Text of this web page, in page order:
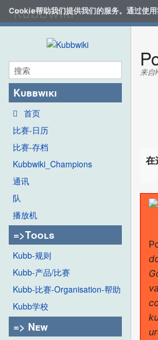
Cookie帮助我们提供我们的服务。通过使
Kubbwiki
Kubbwiki
首页
比赛-日历
比赛-存档
Kubbwiki_Champions
通讯
队
播放机
=>Tools
Kubb-规则
Kubb-产品/比赛
Kubb-比赛-Organisation-帮助
Kubb学校
=> New
来自
在